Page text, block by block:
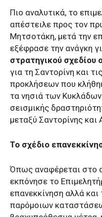
Πιο αναλυτικά, το
απέστειλε προς τον
Μητσοτάκη, μετά την
εξέφρασε την ανάγκη
στρατηγικού σχεδίου
για τη Σαντορίνη και
προκλήσεων που
τα νησιά των
σεισμικής
μεταξύ Σαντορίνης και
Το σχέδιο
Όπως αναφέρεται στο
εκπόνησε το
επανεκκίνηση αλλά
παρόμοιων